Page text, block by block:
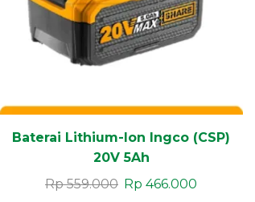
Baterai Lithium-Ion Ingco (CSP)
20V 5Ah
Rp559.000 Rp 466.000